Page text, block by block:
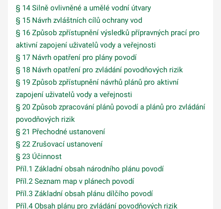
§ 14 Silně ovlivněné a umělé vodní útvary
§ 15 Návrh zvláštních cílů ochrany vod
§ 16 Způsob zpřístupnění výsledků přípravných prací pro
aktivní zapojení uživatelů vody a veřejnosti
§ 17 Návrh opatření pro plány povodí
§ 18 Návrh opatření pro zvládání povodňových rizik
§ 19 Způsob zpřístupnění návrhů plánů pro aktivní
zapojení uživatelů vody a veřejnosti
§ 20 Způsob zpracování plánů povodí a plánů pro zvládání
povodňových rizik
§ 21 Přechodné ustanovení
§ 22 Zrušovací ustanovení
§ 23 Účinnost
Příl.1 Základní obsah národního plánu povodí
Příl.2 Seznam map v plánech povodí
Příl.3 Základní obsah plánu dílčího povodí
Příl.4 Obsah plánu pro zvládání povodňových rizik